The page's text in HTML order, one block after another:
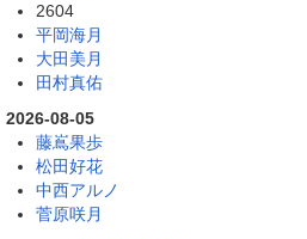
2604
平岡海月
大田美月
田村真佑
2026-08-05
藤嶌果歩
松田好花
中西アルノ
菅原咲月